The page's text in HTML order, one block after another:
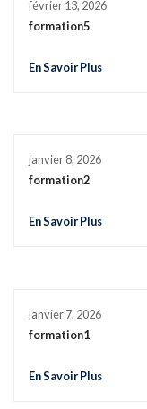
février 13, 2026
formation5
En Savoir Plus
janvier 8, 2026
formation2
En Savoir Plus
janvier 7, 2026
formation1
En Savoir Plus